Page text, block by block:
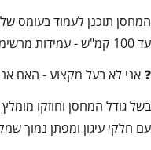
עד 100 קמ"ש - עמידות מרשימה במיוחד לגודל המחסן.
❓ אני לא בעל מקצוע - האם
בשל גודל המחסן וחוזקו
עם חלקי עיגון ומפתן נמוך